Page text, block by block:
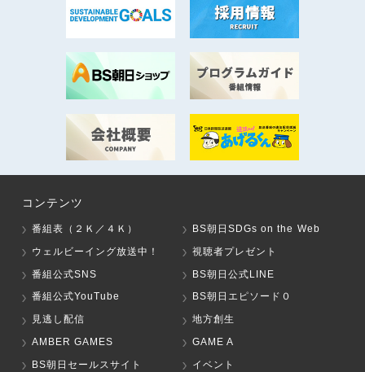
コンテンツ
番組表（２Ｋ／４Ｋ）
BS朝日SDGs on the Web
ウェルビーイング放送中！
視聴者プレゼント
番組公式SNS
BS朝日公式LINE
番組公式YouTube
BS朝日エピソード０
見逃し配信
地方創生
AMBER GAMES
GAME A
BS朝日セールスサイト
イベント